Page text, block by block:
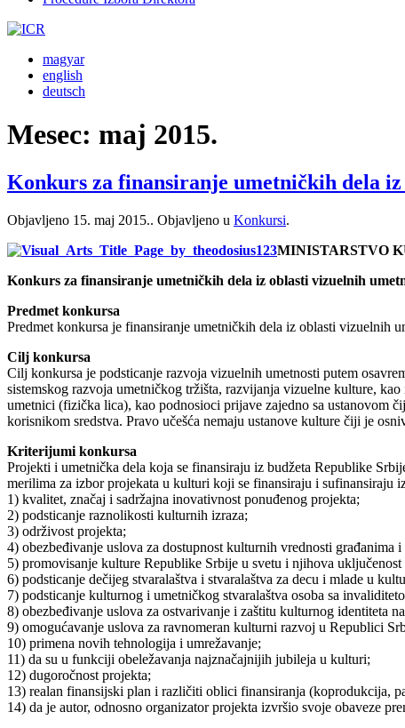
magyar
english
deutsch
Mesec: maj 2015.
Konkurs za finansiranje umetničkih dela
Objavljeno 15. maj 2015.. Objavljeno u Konkursi.
MINISTARSTVO
Konkurs za finansiranje umetničkih dela iz oblasti vizuelnih
Predmet konkursa
Predmet konkursa je finansiranje umetničkih dela iz oblasti vizuelnih
Cilj konkursa
Cilj konkursa je podsticanje razvoja vizuelnih umetnosti putem
sistemskog razvoja umetničkog tržišta, razvijanja vizuelne kulture,
umetnici (fizička lica), kao podnosioci prijave zajedno sa ustanovom
korisnikom sredstva. Pravo učešća nemaju ustanove kulture čiji je
Kriterijumi konkursa
Projekti i umetnička dela koja se finansiraju iz budžeta Republike
merilima za izbor projekata u kulturi koji se finansiraju i sufinansiraju
1) kvalitet, značaj i sadržajna inovativnost ponuđenog projekta;
2) podsticanje raznolikosti kulturnih izraza;
3) održivost projekta;
4) obezbeđivanje uslova za dostupnost kulturnih vrednosti građanima
5) promovisanje kulture Republike Srbije u svetu i njihova uključenost
6) podsticanje dečijeg stvaralaštva i stvaralaštva za decu i mlade u
7) podsticanje kulturnog i umetničkog stvaralaštva osoba sa
8) obezbeđivanje uslova za ostvarivanje i zaštitu kulturnog identiteta
9) omogućavanje uslova za ravnomeran kulturni razvoj u Republici
10) primena novih tehnologija i umrežavanje;
11) da su u funkciji obeležavanja najznačajnijih jubileja u kulturi;
12) dugoročnost projekta;
13) realan finansijski plan i različiti oblici finansiranja (koprodukcija,
14) da je autor, odnosno organizator projekta izvršio svoje obaveze